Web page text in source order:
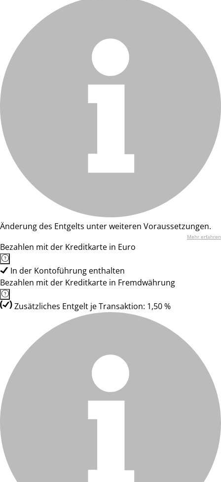
Änderung des Entgelts unter weiteren Voraussetzungen.
Mehr erfahren
Bezahlen mit der Kreditkarte in Euro
In der Kontoführung enthalten
Bezahlen mit der Kreditkarte in Fremdwährung
Zusätzliches Entgelt je Transaktion: 1,50 %